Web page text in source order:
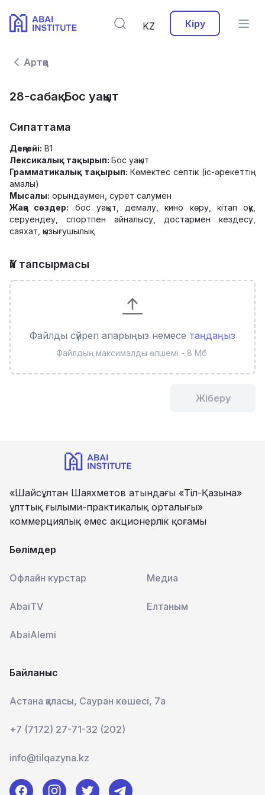
KZ Кіру
Артқа
28-сабақ. Бос уақыт
Сипаттама
Деңгейі: B1
Лексикалық тақырып: Бос уақыт
Грамматикалық тақырып: Көмектес септік (іс-әрекеттің
амалы)
Мысалы: орындаумен, сурет салумен
Жаңа сөздер: бос уақыт, демалу, кино көру, кітап оқу,
серуендеу, спортпен айналысу, достармен кездесу,
саяхат, қызығушылық
Үй тапсырмасы
Файлды сүйреп апарыңыз немесе таңдаңыз
Файлдың максималды өлшемі - 8 Мб.
Жіберу
«Шайсұлтан Шаяхметов атындағы «Тіл-Қазына»
ұлттық ғылыми-практикалық орталығы»
коммерциялық емес акционерлік қоғамы
Бөлімдер
Офлайн курстар Медиа
AbaiTV Елтаным
AbaiAlemi
Байланыс
Астана қаласы, Сауран көшесі, 7а
+7 (7172) 27-71-32 (202)
info@tilqazyna.kz